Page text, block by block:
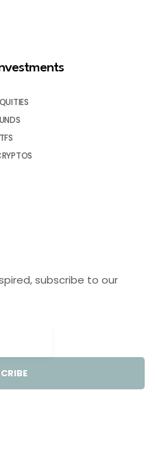
subscribe to our